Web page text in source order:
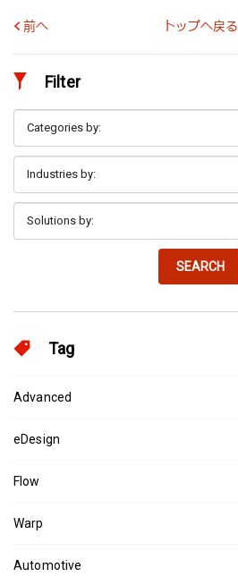
前へ トップへ戻る
Filter
SEARCH
Tag
Advanced
eDesign
Flow
Warp
Automotive